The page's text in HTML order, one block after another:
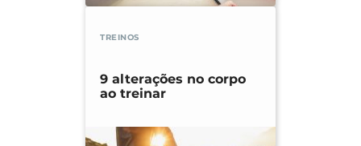
TREINOS
9 alterações no corpo
ao treinar